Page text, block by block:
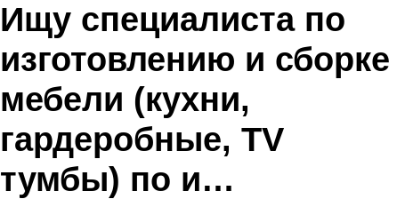
Ищу специалиста по
изготовлению и сборке
мебели (кухни,
гардеробные, ТV
тумбы) по и…